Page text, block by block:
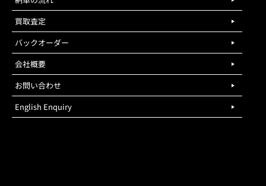
買取査定
バックオーダー
会社概要
お問い合わせ
English Enquiry